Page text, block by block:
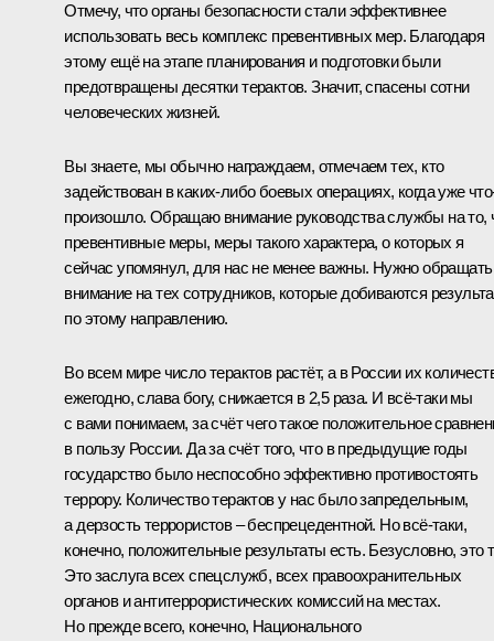
Отмечу, что органы безопасности стали эффективнее
использовать весь комплекс превентивных мер. Благодаря
этому ещё на этапе планирования и подготовки были
предотвращены десятки терактов. Значит, спасены сотни
человеческих жизней.
Вы знаете, мы обычно награждаем, отмечаем тех, кто
задействован в каких‑либо боевых операциях, когда уже
произошло. Обращаю внимание руководства службы на то,
превентивные меры, меры такого характера, о которых я
сейчас упомянул, для нас не менее важны. Нужно обращать
внимание на тех сотрудников, которые добиваются
по этому направлению.
Во всем мире число терактов растёт, а в России их
ежегодно, слава богу, снижается в 2,5 раза. И всё‑таки мы
с вами понимаем, за счёт чего такое положительное
в пользу России. Да за счёт того, что в предыдущие годы
государство было неспособно эффективно противостоять
террору. Количество терактов у нас было запредельным,
а дерзость террористов – беспрецедентной. Но всё‑таки,
конечно, положительные результаты есть. Безусловно, это
Это заслуга всех спецслужб, всех правоохранительных
органов и антитеррористических комиссий на местах.
Но прежде всего, конечно, Национального